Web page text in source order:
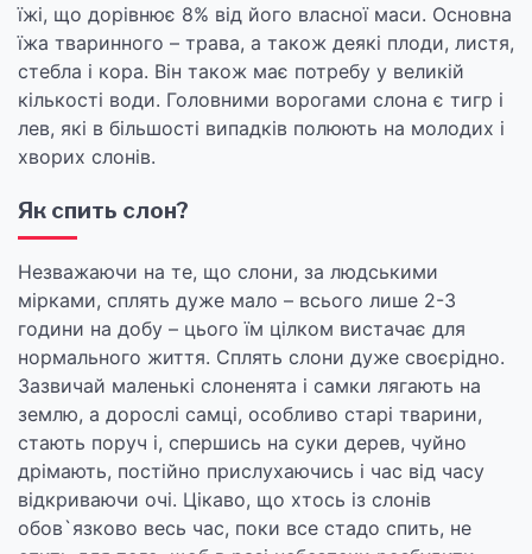
їжі, що дорівнює 8% від його власної маси. Основна
їжа тваринного – трава, а також деякі плоди, листя,
стебла і кора. Він також має потребу у великій
кількості води. Головними ворогами слона є тигр і
лев, які в більшості випадків полюють на молодих і
хворих слонів.
Як спить слон?
Незважаючи на те, що слони, за людськими
мірками, сплять дуже мало – всього лише 2-3
години на добу – цього їм цілком вистачає для
нормального життя. Сплять слони дуже своєрідно.
Зазвичай маленькі слоненята і самки лягають на
землю, а дорослі самці, особливо старі тварини,
стають поруч і, спершись на суки дерев, чуйно
дрімають, постійно прислухаючись і час від часу
відкриваючи очі. Цікаво, що хтось із слонів
обов`язково весь час, поки все стадо спить, не